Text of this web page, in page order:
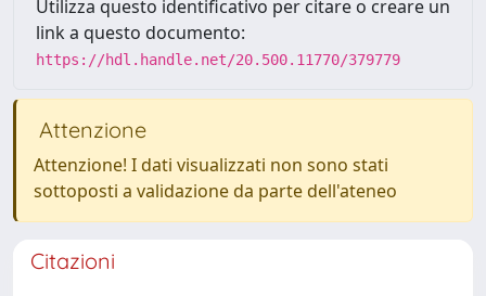
Utilizza questo identificativo per citare o creare un
link a questo documento:
https://hdl.handle.net/20.500.11770/379779
Attenzione
Attenzione! I dati visualizzati non sono stati
sottoposti a validazione da parte dell'ateneo
Citazioni